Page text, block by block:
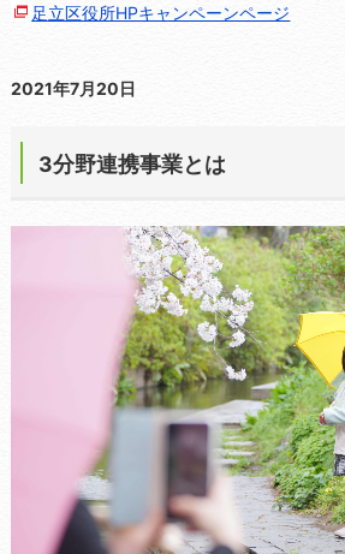
足立区役所HPキャンペーンページ
2021年7月20日
3分野連携事業とは